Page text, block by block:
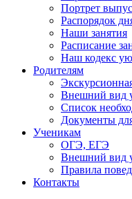
Портрет
Распорядок
Наши занятия
Расписание
Наш кодекс
Родителям
Внешний вид
Список
Документы
Ученикам
ОГЭ, ЕГЭ
Внешний вид
Правила
Контакты